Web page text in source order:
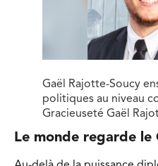
Gaël Rajotte-Soucy
politiques au niveau
Gracieuseté Gaël
Le monde regarde le